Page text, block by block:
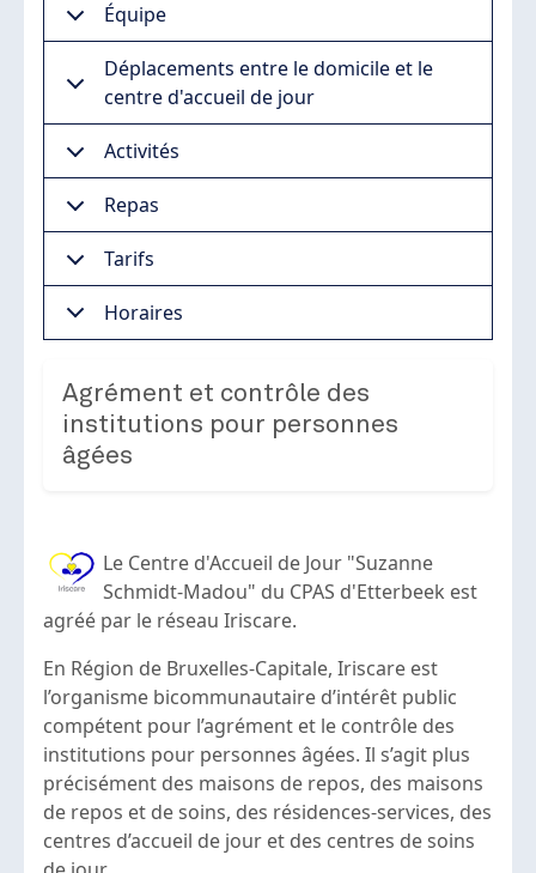
Équipe
Déplacements entre le domicile et le
centre d'accueil de jour
Activités
Repas
Tarifs
Horaires
Agrément et contrôle des
institutions pour personnes
âgées
Le Centre d'Accueil de Jour "Suzanne
Schmidt-Madou" du CPAS d'Etterbeek est
agréé par le réseau Iriscare.
En Région de Bruxelles-Capitale, Iriscare est
l’organisme bicommunautaire d’intérêt public
compétent pour l’agrément et le contrôle des
institutions pour personnes âgées. Il s’agit plus
précisément des maisons de repos, des maisons
de repos et de soins, des résidences-services, des
centres d’accueil de jour et des centres de soins